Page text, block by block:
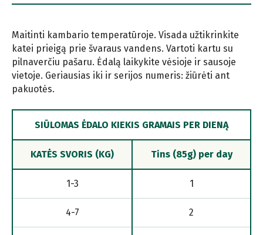
Maitinti kambario temperatūroje. Visada užtikrinkite
katei prieigą prie švaraus vandens. Vartoti kartu su
pilnaverčiu pašaru. Ėdalą laikykite vėsioje ir sausoje
vietoje. Geriausias iki ir serijos numeris: žiūrėti ant
pakuotės.
SIŪLOMAS ĖDALO KIEKIS GRAMAIS PER DIENĄ
KATĖS SVORIS (KG) Tins (85g) per day
1-3 1
4-7 2